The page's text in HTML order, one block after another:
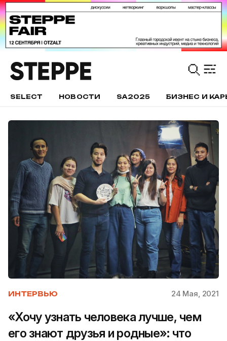
SELECT НОВОСТИ SA2025 БИЗНЕС И
ИНТЕРВЬЮ 24 Мая, 2021
«Хочу узнать человека лучше, чем
его знают друзья и родные»: что